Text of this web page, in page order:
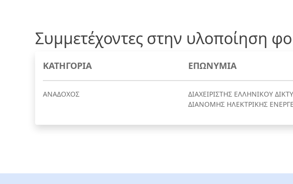
Συμμετέχοντες στην υλοποίηση
ΚΑΤΗΓΟΡΙΑ ΕΠΩΝΥΜΙΑ
ΑΝΑΔΟΧΟΣ
ΔΙΑΧΕΙΡΙΣΤΗΣ ΕΛΛΗΝΙΚΟΥ
ΔΙΑΝΟΜΗΣ ΗΛΕΚΤΡΙΚΗΣ